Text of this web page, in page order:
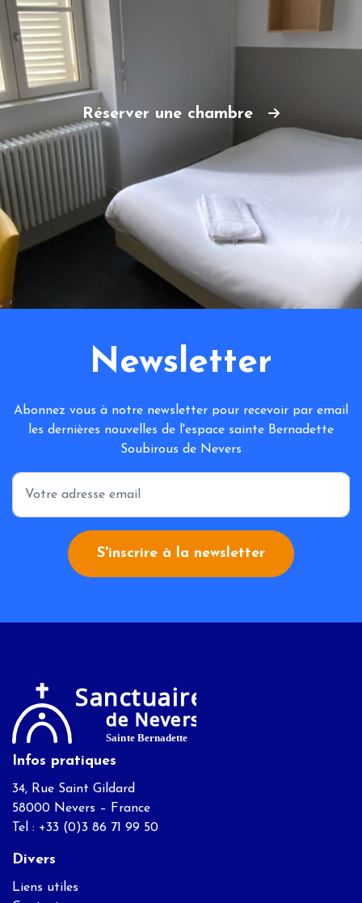
Réserver une chambre
Newsletter
Abonnez vous à notre newsletter pour recevoir par email
les dernières nouvelles de l'espace sainte Bernadette
Soubirous de Nevers
*
S'inscrire à la newsletter
Infos pratiques
34, Rue Saint Gildard
58000 Nevers – France
Tel : +33 (0)3 86 71 99 50
Divers
Liens utiles